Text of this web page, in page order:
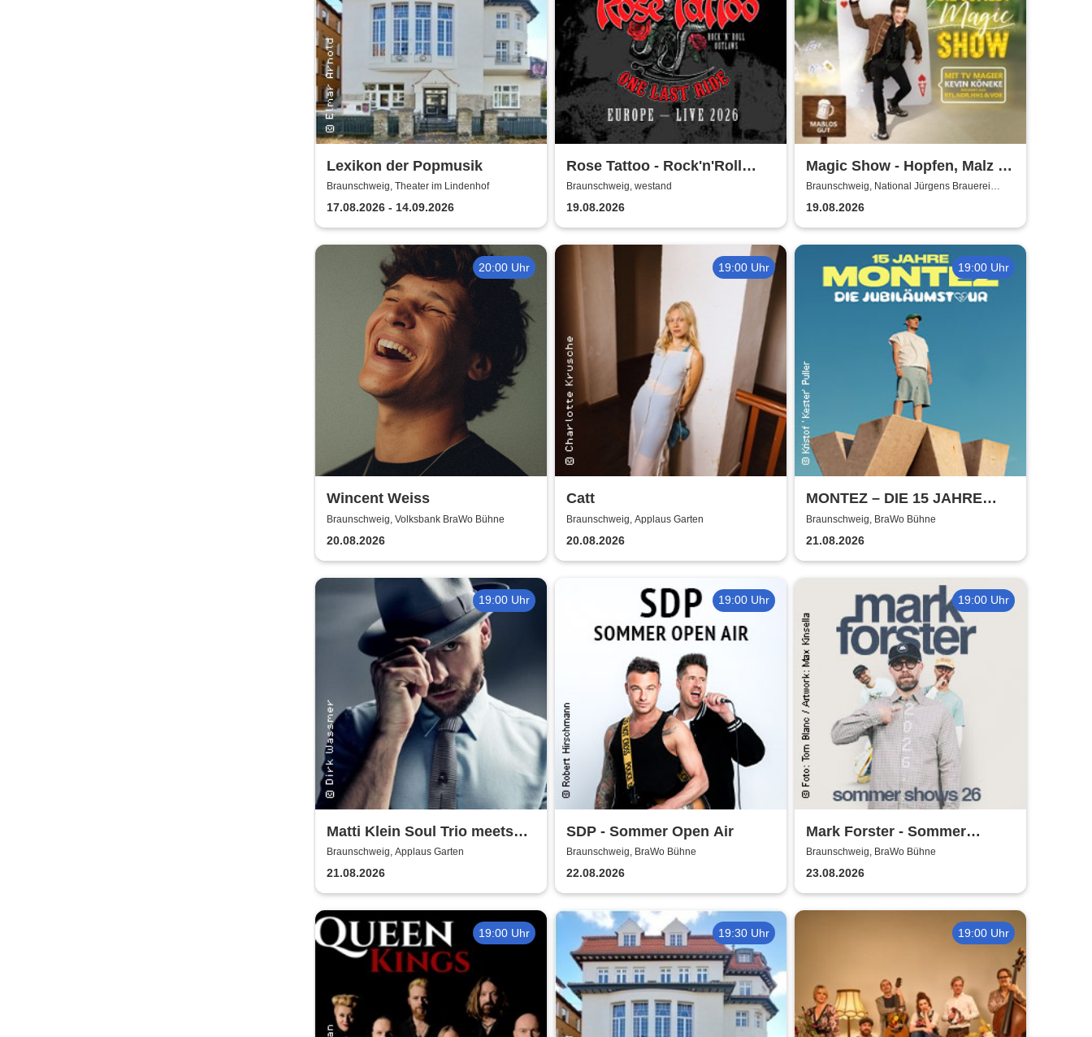
Lexikon der Popmusik
Braunschweig, Theater im Lindenhof
17.08.2026 - 14.09.2026
Rose Tattoo - Rock'n'Roll
Outlaws – One Last Ride
Braunschweig, westand
19.08.2026
Magic Show - Hopfen, Malz &
Wunder - Kevin Köneke
Braunschweig, National Jürgens Brauerei
GmbH
19.08.2026
20:00 Uhr
Wincent Weiss
Braunschweig, Volksbank BraWo Bühne
20.08.2026
19:00 Uhr
Catt
Braunschweig, Applaus Garten
20.08.2026
19:00 Uhr
MONTEZ – DIE 15 JAHRE
MONTEZ – TOUR
Braunschweig, BraWo Bühne
21.08.2026
19:00 Uhr
Matti Klein Soul Trio meets
Max Mutzke
Braunschweig, Applaus Garten
21.08.2026
19:00 Uhr
SDP - Sommer Open Air
Braunschweig, BraWo Bühne
22.08.2026
19:00 Uhr
Mark Forster - Sommer
Shows 2026
Braunschweig, BraWo Bühne
23.08.2026
19:00 Uhr 19:30 Uhr 19:00 Uhr